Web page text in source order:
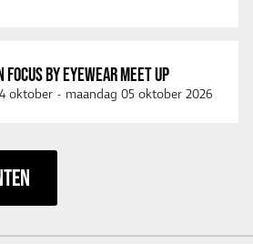
FOCUS BY EYEWEAR MEET UP
oktober - maandag 05 oktober 2026